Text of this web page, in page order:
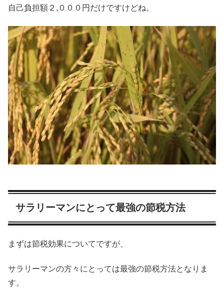
自己負担額２,０００円だけですけどね。
サラリーマンにとって最強の節税方法
まずは節税効果についてですが、
サラリーマンの方々にとっては最強の節税方法となりま
す。